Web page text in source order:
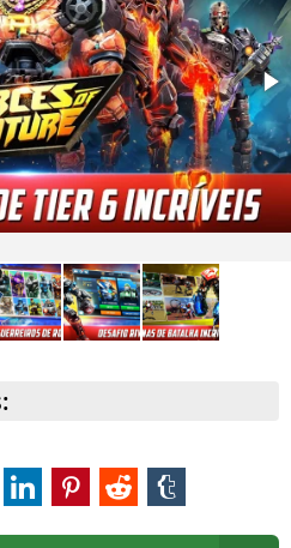
e tornar cada robô único;
e ligas, proporcionando
de competir com os
das tabelas de classificação.